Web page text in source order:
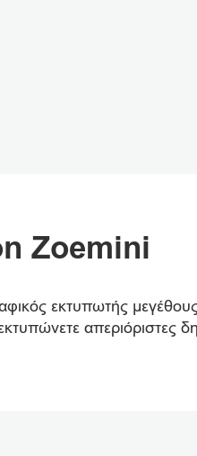
Zoemini
εκτυπωτής
απεριόριστες